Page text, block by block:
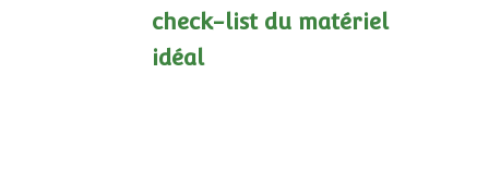
check-list du matériel
idéal